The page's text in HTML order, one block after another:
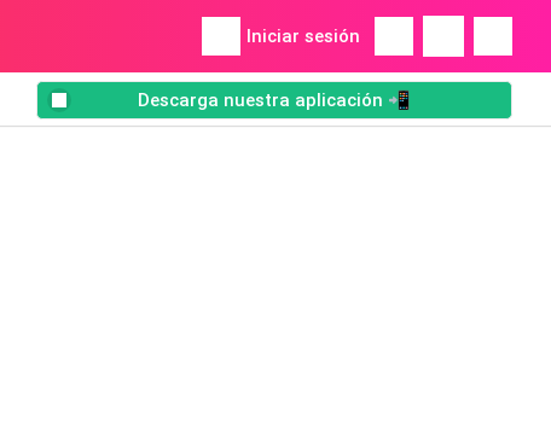
Iniciar sesión
Descarga nuestra aplicación 📲